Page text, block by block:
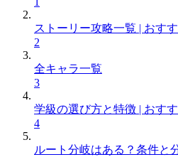
ストーリー攻略一覧 | おす
2
全キャラ一覧
3
学級の選び方と特徴 | おす
4
ルート分岐はある？条件と